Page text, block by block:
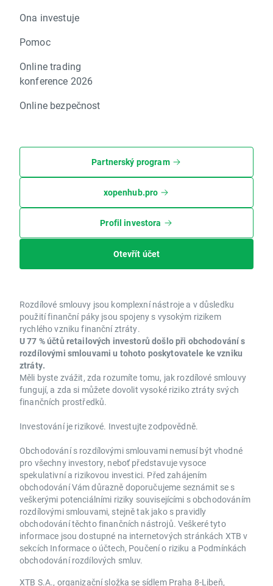
Ona investuje
Pomoc
Online trading
konference 2026
Online bezpečnost
Partnerský program
xopenhub.pro
Profil investora
Otevřít účet
Rozdílové smlouvy jsou komplexní nástroje a v důsledku
použití finanční páky jsou spojeny s vysokým rizikem
rychlého vzniku finanční ztráty.
U 77 % účtů retailových investorů došlo při obchodování s
rozdílovými smlouvami u tohoto poskytovatele ke vzniku
ztráty.
Měli byste zvážit, zda rozumíte tomu, jak rozdílové smlouvy
fungují, a zda si můžete dovolit vysoké riziko ztráty svých
finančních prostředků.
Investování je rizikové. Investujte zodpovědně.
Obchodování s rozdílovými smlouvami nemusí být vhodné
pro všechny investory, neboť představuje vysoce
spekulativní a rizikovou investici. Před zahájením
obchodování Vám důrazně doporučujeme seznámit se s
veškerými potenciálními riziky souvisejícími s obchodováním
rozdílovými smlouvami, stejně tak jako s pravidly
obchodování těchto finančních nástrojů. Veškeré tyto
informace jsou dostupné na internetových stránkách XTB v
sekcích Informace o účtech, Poučení o riziku a Podmínkách
obchodování rozdílových smluv.
XTB S.A., organizační složka se sídlem Praha 8-Libeň,